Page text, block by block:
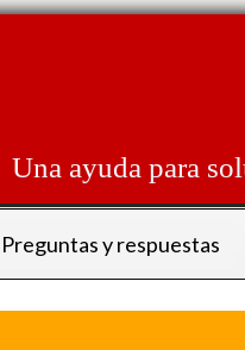
Una ayuda para
Preguntas y respuestas